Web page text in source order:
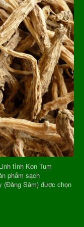
tỉnh Kon Tum
phẩm sạch
(Đảng Sâm) được chọn